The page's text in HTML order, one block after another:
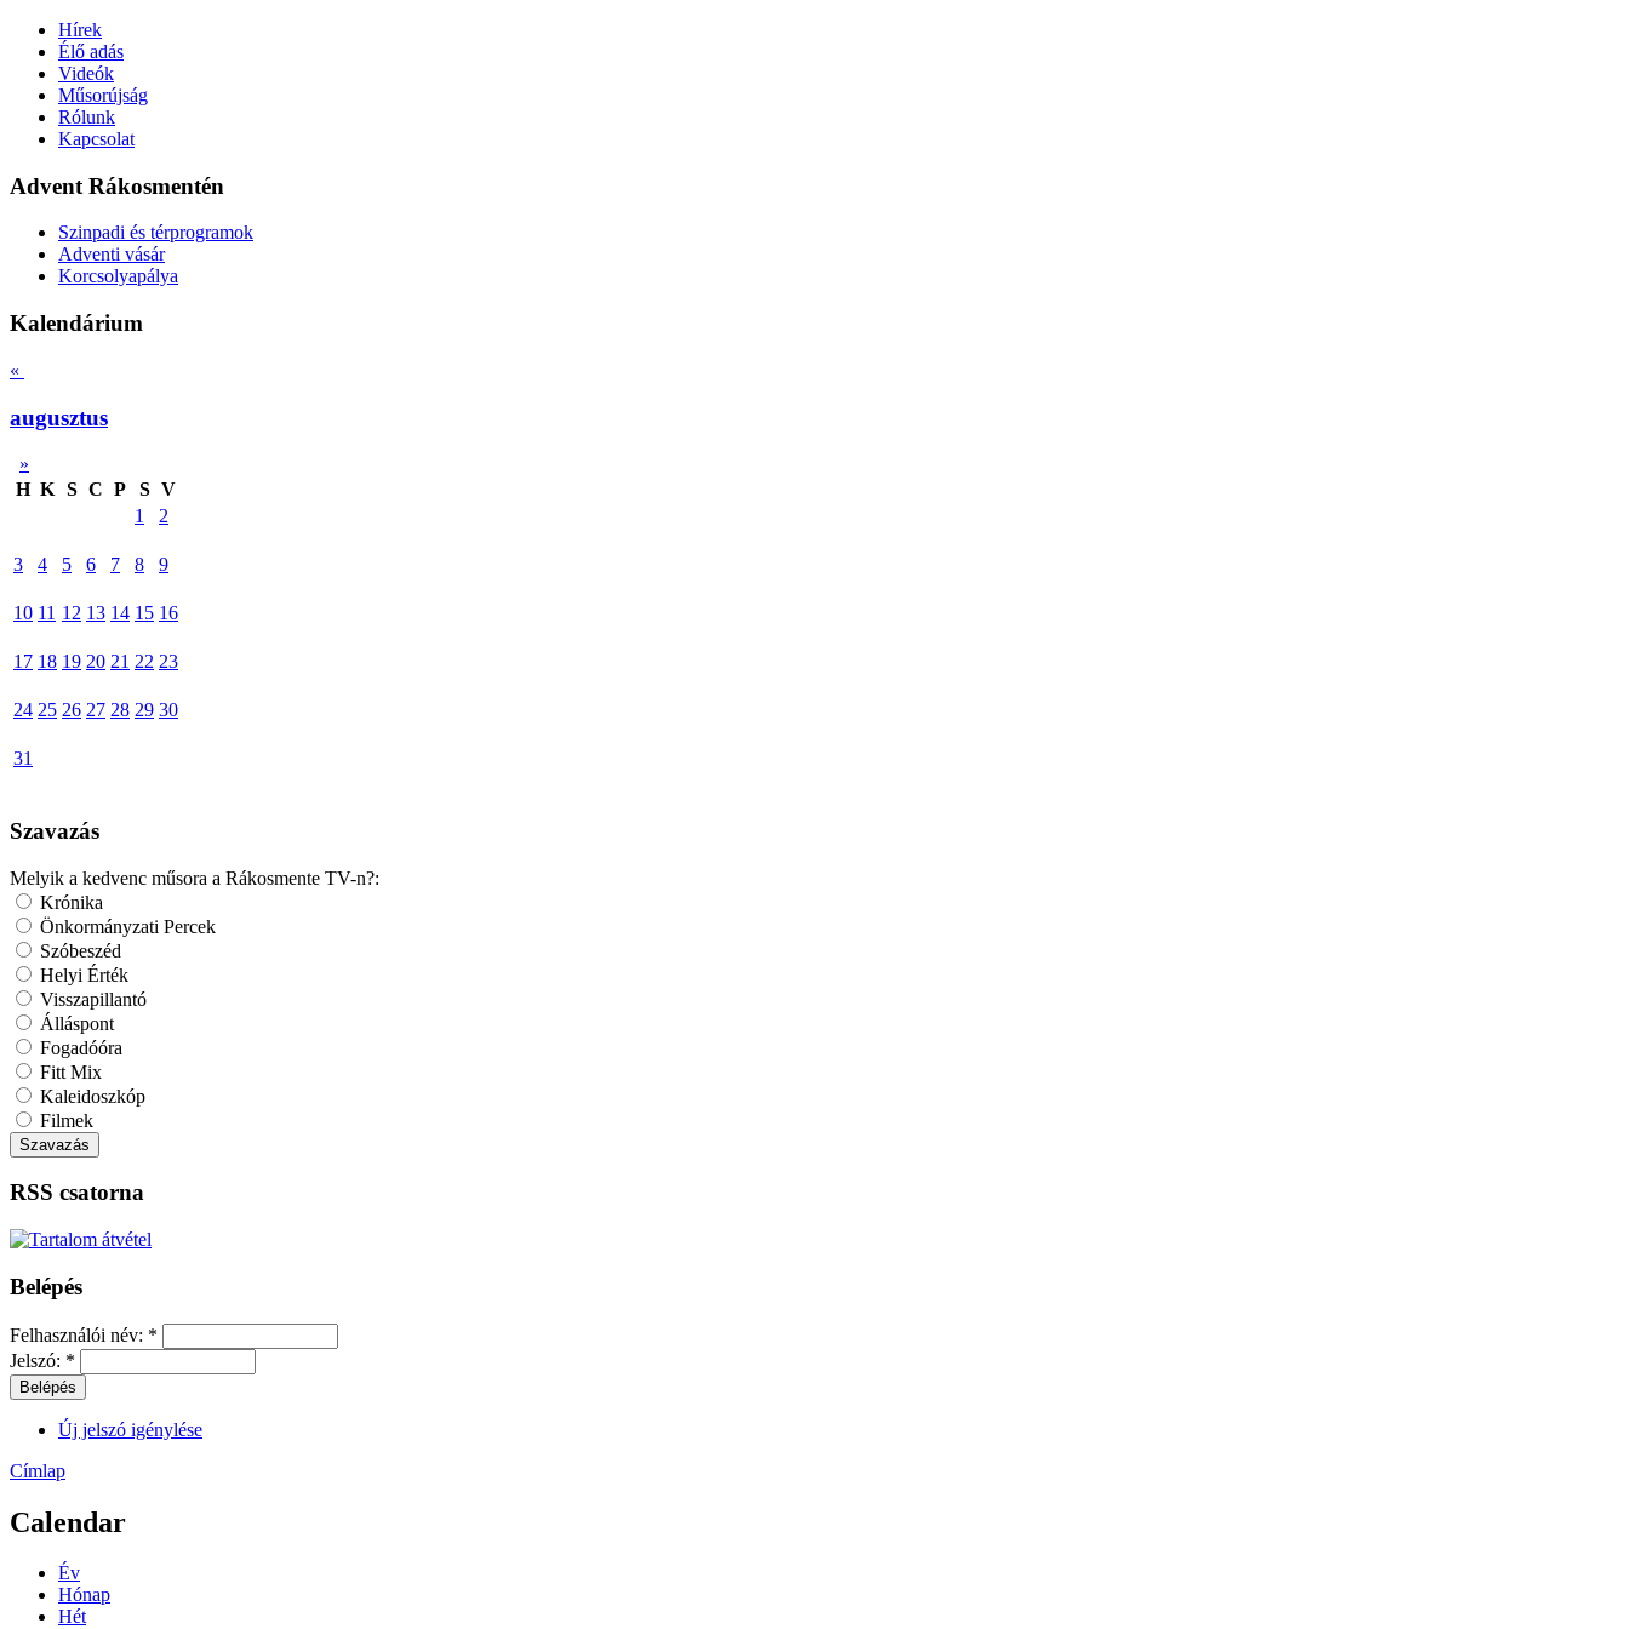
Hírek
Élő adás
Videók
Műsorújság
Rólunk
Kapcsolat
Advent Rákosmentén
Szinpadi és térprogramok
Adventi vásár
Korcsolyapálya
Kalendárium
«
augusztus
»
H K S C P S V
1
2
3 4 5 6 7 8 9
10 11 12 13 14 15 16
17 18 19 20 21 22 23
24 25 26 27 28 29 30
31
Szavazás
Melyik a kedvenc műsora a Rákosmente TV-n?:
Krónika
Önkormányzati Percek
Szóbeszéd
Helyi Érték
Visszapillantó
Álláspont
Fogadóóra
Fitt Mix
Kaleidoszkóp
Filmek
RSS csatorna
Belépés
Felhasználói név: *
Jelszó: *
Új jelszó igénylése
Címlap
Calendar
Év
Hónap
Hét